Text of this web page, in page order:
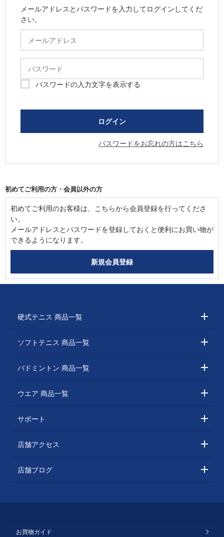
メールアドレスとパスワードを入力してログインしてくだ
さい。
パスワードの入力文字を表示する
パスワードをお忘れの方はこちら
初めてご利用の方・会員以外の方
初めてご利用のお客様は、こちらから会員登録を行ってくださ
い。
メールアドレスとパスワードを登録しておくと便利にお買い物が
できるようになります。
硬式テニス 商品一覧
ソフトテニス 商品一覧
バドミントン 商品一覧
ウエア 商品一覧
サポート
店舗アクセス
店舗ブログ
お買物ガイド